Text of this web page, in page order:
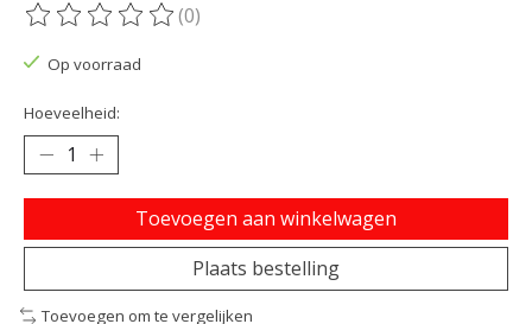
De beoordeling van dit product is
(0)
Op voorraad
Hoeveelheid:
Toevoegen aan winkelwagen
Plaats bestelling
Toevoegen om te vergelijken